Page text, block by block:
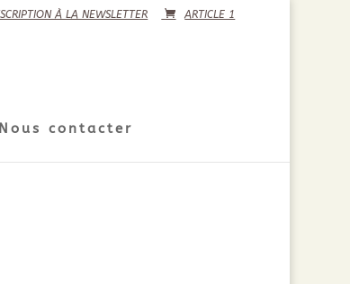
À LA NEWSLETTER ARTICLE 1
Nous contacter